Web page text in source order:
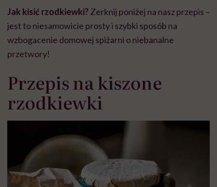
Jak kisić rzodkiewki? Zerknij poniżej na nasz przepis –
jest to niesamowicie prosty i szybki sposób na
wzbogacenie domowej spiżarni o niebanalne
przetwory!
Przepis na kiszone
rzodkiewki